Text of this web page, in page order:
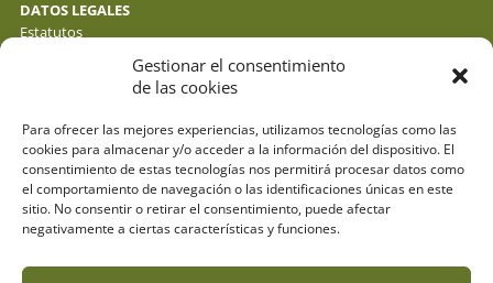
Gestionar el consentimiento
de las cookies
Para ofrecer las mejores experiencias, utilizamos tecnologías como las
cookies para almacenar y/o acceder a la información del dispositivo. El
consentimiento de estas tecnologías nos permitirá procesar datos como
el comportamiento de navegación o las identificaciones únicas en este
sitio. No consentir o retirar el consentimiento, puede afectar
negativamente a ciertas características y funciones.
DATOS LEGALES
Estatutos
Política de cookies